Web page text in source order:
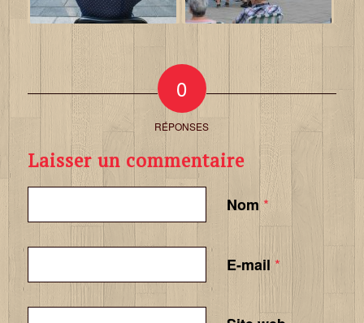
0
RÉPONSES
Laisser un commentaire
Nom*
E-mail*